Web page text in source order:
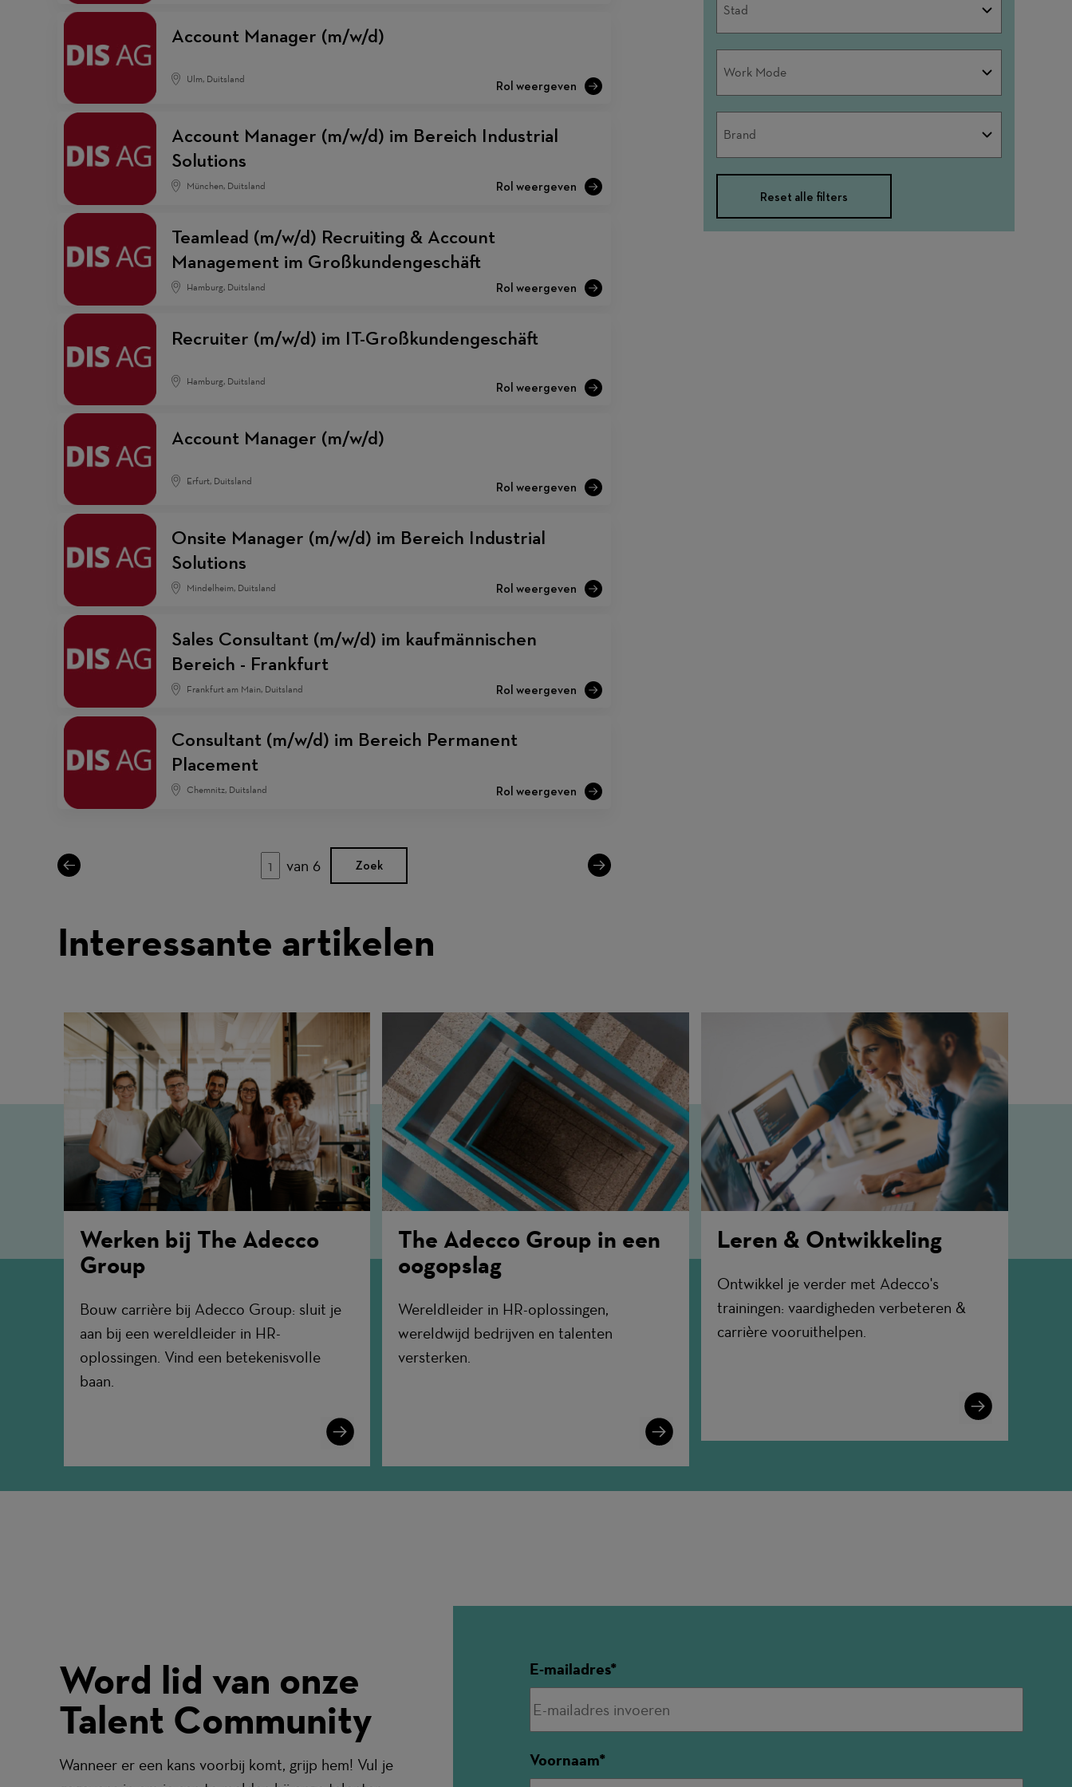
Account Manager (m/w/d)
Ulm, Duitsland
Account Manager (m/w/d) im Bereich Industrial
Solutions
München, Duitsland
Teamlead (m/w/d) Recruiting & Account
Management im Großkundengeschäft
Hamburg, Duitsland
Recruiter (m/w/d) im IT-Großkundengeschäft
Hamburg, Duitsland
Account Manager (m/w/d)
Erfurt, Duitsland
Onsite Manager (m/w/d) im Bereich Industrial
Solutions
Mindelheim, Duitsland
Sales Consultant (m/w/d) im kaufmännischen
Bereich - Frankfurt
Frankfurt am Main, Duitsland
Consultant (m/w/d) im Bereich Permanent
Placement
Chemnitz, Duitsland
Pagina
van 6 Zoek
Stad
Work Mode
Brand
Reset alle filters
Interessante artikelen
Werken bij The Adecco
Group
Bouw carrière bij Adecco Group: sluit je
aan bij een wereldleider in HR-
oplossingen. Vind een betekenisvolle
baan.
Learn
More
The Adecco Group in een
oogopslag
Wereldleider in HR-oplossingen,
wereldwijd bedrijven en talenten
versterken.
Learn
More
Leren & Ontwikkeling
Ontwikkel je verder met Adecco's
trainingen: vaardigheden verbeteren &
carrière vooruithelpen.
Learn
More
Word lid van onze
Talent Community
Wanneer er een kans voorbij komt, grijp hem! Vul je
E-mailadres
Voornaam